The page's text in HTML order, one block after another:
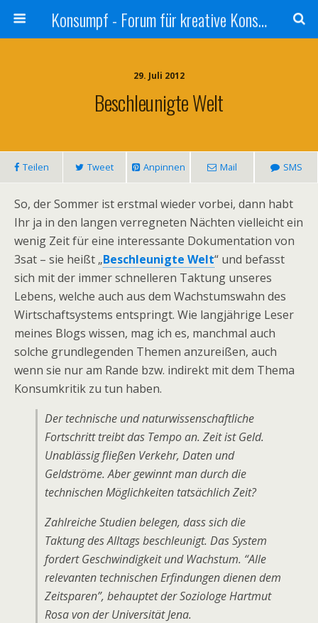
Konsumpf - Forum für kreative Konsumkritik - Culture Jamming, Nachhaltigkeit, Konzernkritik, Adbusting
29. Juli 2012
Beschleunigte Welt
Teilen Tweet Anpinnen Mail SMS
So, der Sommer ist erstmal wieder vorbei, dann habt
Ihr ja in den langen verregneten Nächten vielleicht ein
wenig Zeit für eine interessante Dokumentation von
3sat – sie heißt „Beschleunigte Welt“ und befasst
sich mit der immer schnelleren Taktung unseres
Lebens, welche auch aus dem Wachstumswahn des
Wirtschaftsystems entspringt. Wie langjährige Leser
meines Blogs wissen, mag ich es, manchmal auch
solche grundlegenden Themen anzureißen, auch
wenn sie nur am Rande bzw. indirekt mit dem Thema
Konsumkritik zu tun haben.
Der technische und naturwissenschaftliche
Fortschritt treibt das Tempo an. Zeit ist Geld.
Unablässig fließen Verkehr, Daten und
Geldströme. Aber gewinnt man durch die
technischen Möglichkeiten tatsächlich Zeit?
Zahlreiche Studien belegen, dass sich die
Taktung des Alltags beschleunigt. Das System
fordert Geschwindigkeit und Wachstum. “Alle
relevanten technischen Erfindungen dienen dem
Zeitsparen”, behauptet der Soziologe Hartmut
Rosa von der Universität Jena.